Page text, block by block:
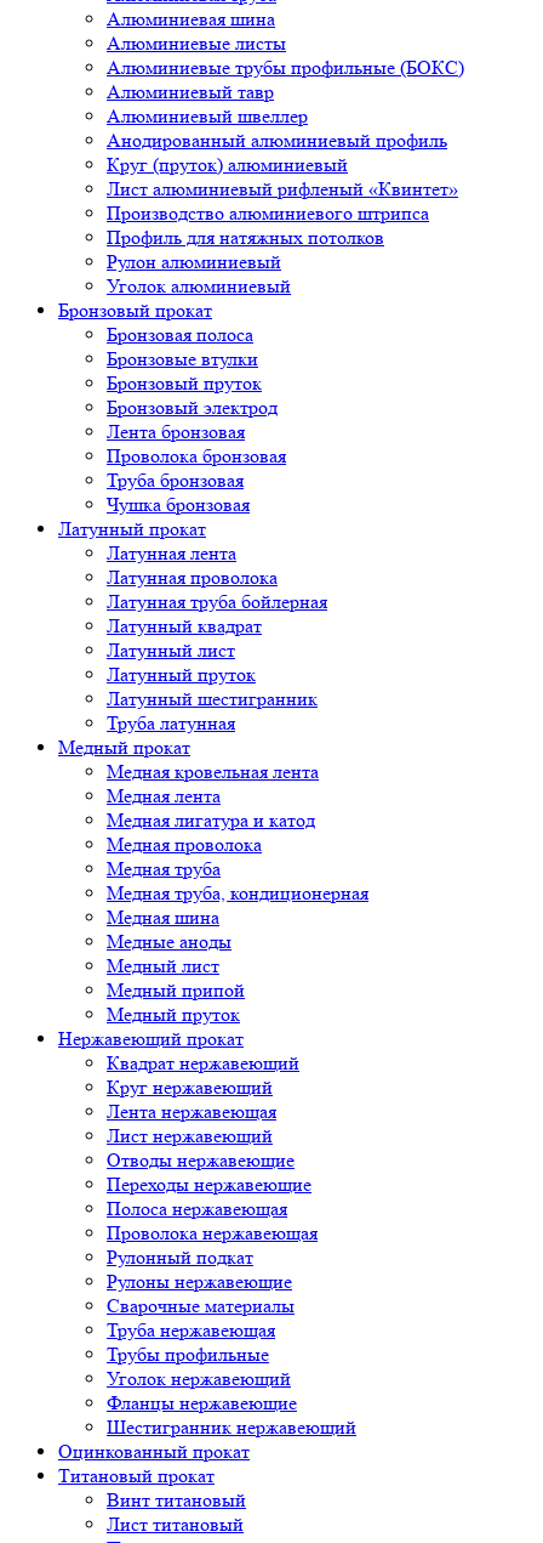
Алюминиевая шина
Алюминиевые листы
Алюминиевые трубы профильные (БОКС)
Алюминиевый тавр
Алюминиевый швеллер
Анодированный алюминиевый профиль
Круг (пруток) алюминиевый
Лист алюминиевый рифленый «Квинтет»
Производство алюминиевого штрипса
Профиль для натяжных потолков
Рулон алюминиевый
Уголок алюминиевый
Бронзовый прокат
Бронзовая полоса
Бронзовые втулки
Бронзовый пруток
Бронзовый электрод
Лента бронзовая
Проволока бронзовая
Труба бронзовая
Чушка бронзовая
Латунный прокат
Латунная лента
Латунная проволока
Латунная труба бойлерная
Латунный квадрат
Латунный лист
Латунный пруток
Латунный шестигранник
Труба латунная
Медный прокат
Медная кровельная лента
Медная лента
Медная лигатура и катод
Медная проволока
Медная труба
Медная труба, кондиционерная
Медная шина
Медные аноды
Медный лист
Медный припой
Медный пруток
Нержавеющий прокат
Квадрат нержавеющий
Круг нержавеющий
Лента нержавеющая
Лист нержавеющий
Отводы нержавеющие
Переходы нержавеющие
Полоса нержавеющая
Проволока нержавеющая
Рулонный подкат
Рулоны нержавеющие
Сварочные материалы
Труба нержавеющая
Трубы профильные
Уголок нержавеющий
Фланцы нержавеющие
Шестигранник нержавеющий
Оцинкованный прокат
Титановый прокат
Винт титановый
Лист титановый